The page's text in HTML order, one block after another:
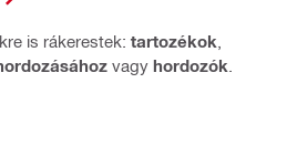
is rákerestek: tartozékok
vagy hordozók